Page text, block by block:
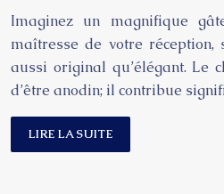
Imaginez un magnifique
maîtresse de votre
aussi original qu’élégant. Le
d’être anodin; il contribue
LIRE LA SUITE